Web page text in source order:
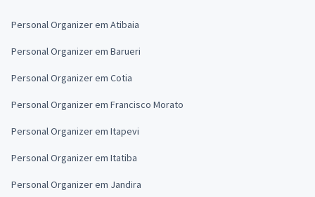
Personal Organizer em Atibaia
Personal Organizer em Barueri
Personal Organizer em Cotia
Personal Organizer em Francisco Morato
Personal Organizer em Itapevi
Personal Organizer em Itatiba
Personal Organizer em Jandira